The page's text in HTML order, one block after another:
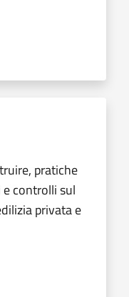
pratiche
controlli sul
privata e